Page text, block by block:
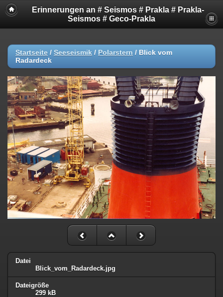
Erinnerungen an # Seismos # Prakla # Prakla-
Seismos # Geco-Prakla
Startseite / Seeseismik / Polarstern / Blick vom
Radardeck
Datei
Blick_vom_Radardeck.jpg
Dateigröße
299 kB